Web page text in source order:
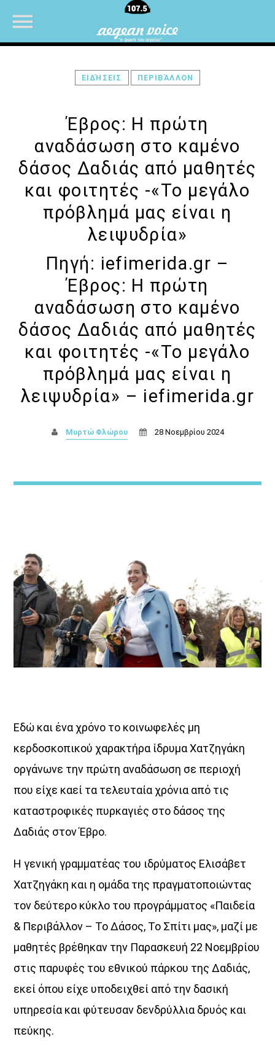
UPCOMING SHOWS
ΜΟΥΣΙΚΗ
07:00
08:30
ΜΟΥΣΙΚΗ
08:30
10:00
Θεμα Υγειας
10:00
14:00
Μια Θάλασσα Τραγούδια
14:00
16:00
ΜΟΥΣΙΚΗ
16:00
ΕΙΔΉΣΕΙΣ ΠΕΡΙΒΆΛΛΟΝ
Έβρος: Η πρώτη
αναδάσωση στο καμένο
δάσος Δαδιάς από μαθητές
και φοιτητές -«Το μεγάλο
πρόβλημά μας είναι η
λειψυδρία»
Πηγή: iefimerida.gr –
Έβρος: Η πρώτη
αναδάσωση στο καμένο
δάσος Δαδιάς από μαθητές
και φοιτητές -«Το μεγάλο
πρόβλημά μας είναι η
λειψυδρία» – iefimerida.gr
Μυρτώ Φλώρου 28 Νοεμβρίου 2024
Εδώ και ένα χρόνο το κοινωφελές μη
κερδοσκοπικού χαρακτήρα ίδρυμα Χατζηγάκη
οργάνωνε την πρώτη αναδάσωση σε περιοχή
που είχε καεί τα τελευταία χρόνια από τις
καταστροφικές πυρκαγιές στο δάσος της
Δαδιάς στον Έβρο.
Η γενική γραμματέας του ιδρύματος Ελισάβετ
Χατζηγάκη και η ομάδα της πραγματοποιώντας
τον δεύτερο κύκλο του προγράμματος «Παιδεία
& Περιβάλλον – Το Δάσος, Το Σπίτι μας», μαζί με
μαθητές βρέθηκαν την Παρασκευή 22 Νοεμβρίου
στις παρυφές του εθνικού πάρκου της Δαδιάς,
εκεί όπου είχε υποδειχθεί από την δασική
υπηρεσία και φύτευσαν δενδρύλλια δρυός και
πεύκης.